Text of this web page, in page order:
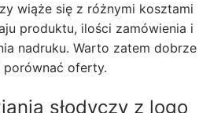
wiąże się z różnymi kosztami
produktu, ilości zamówienia i
nadruku. Warto zatem dobrze
oferty.
słodyczy z logo